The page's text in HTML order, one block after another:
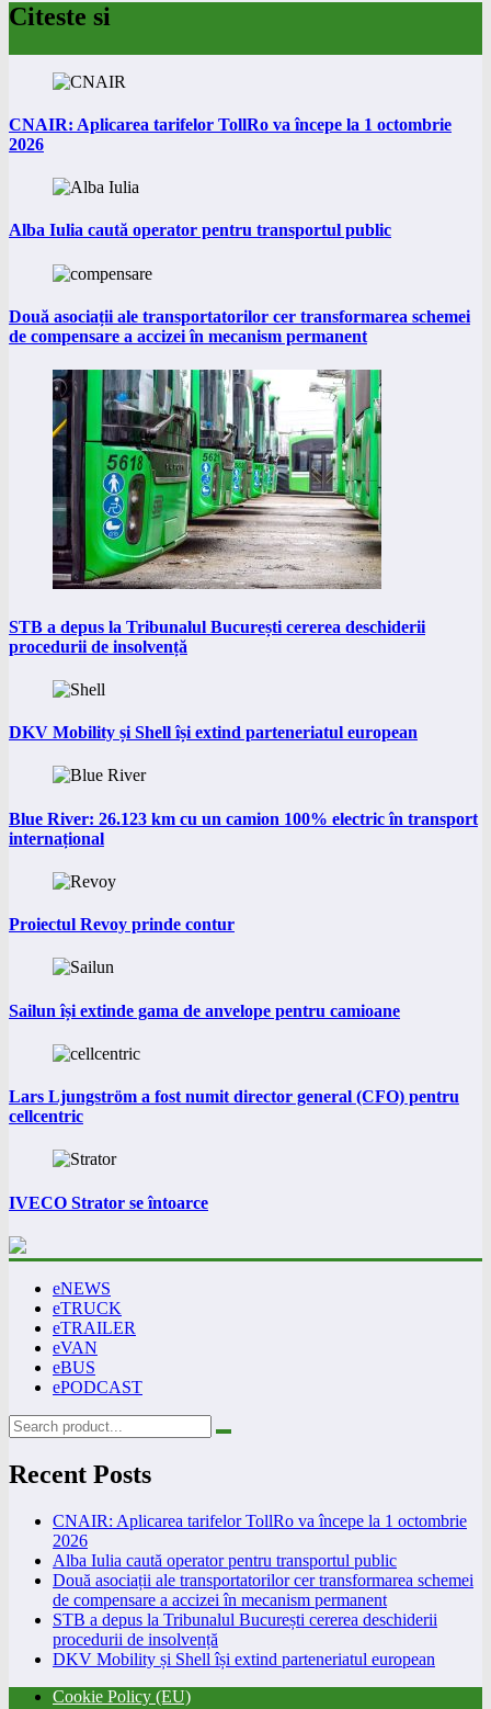
Citeste si
CNAIR: Aplicarea tarifelor TollRo va începe la 1 octombrie
2026
Alba Iulia caută operator pentru transportul public
Două asociații ale transportatorilor cer transformarea schemei
de compensare a accizei în mecanism permanent
STB a depus la Tribunalul București cererea deschiderii
procedurii de insolvență
DKV Mobility și Shell își extind parteneriatul european
Blue River: 26.123 km cu un camion 100% electric în transport
internațional
Proiectul Revoy prinde contur
Sailun își extinde gama de anvelope pentru camioane
Lars Ljungström a fost numit director general (CFO) pentru
cellcentric
IVECO Strator se întoarce
eNEWS
eTRUCK
eTRAILER
eVAN
eBUS
ePODCAST
Recent Posts
CNAIR: Aplicarea tarifelor TollRo va începe la 1 octombrie
2026
Alba Iulia caută operator pentru transportul public
Două asociații ale transportatorilor cer transformarea schemei
de compensare a accizei în mecanism permanent
STB a depus la Tribunalul București cererea deschiderii
procedurii de insolvență
DKV Mobility și Shell își extind parteneriatul european
Cookie Policy (EU)